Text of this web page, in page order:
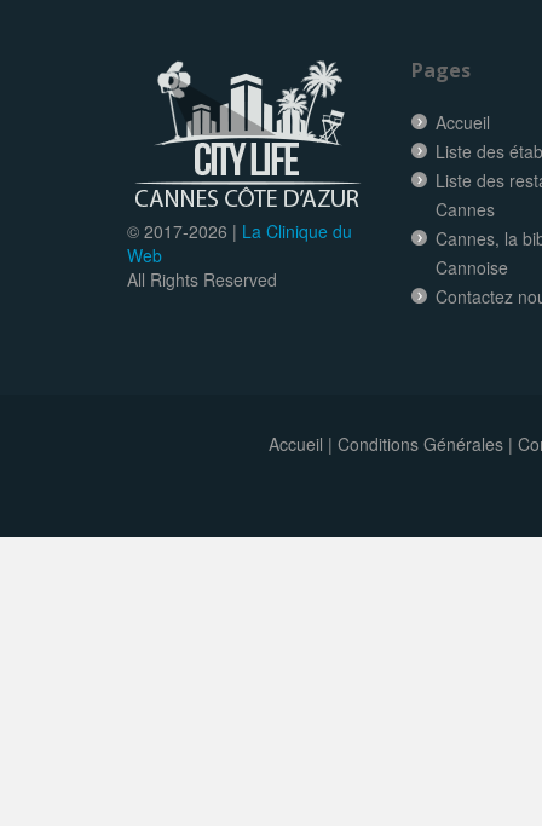
© 2017-2026 | La Clinique du
Web
All Rights Reserved
Pages
Accueil
Liste des
Liste des
Cannes
Cannes, la
Cannoise
Contactez
Accueil | Conditions Générales|